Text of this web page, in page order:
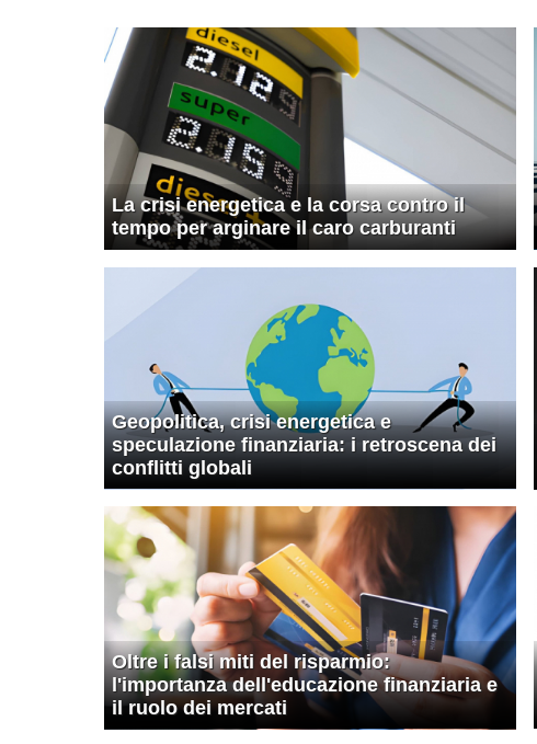
La crisi energetica e la corsa contro il
tempo per arginare il caro carburanti
Geopolitica, crisi energetica e
speculazione finanziaria: i retroscena dei
conflitti globali
Oltre i falsi miti del risparmio:
l'importanza dell'educazione finanziaria e
il ruolo dei mercati